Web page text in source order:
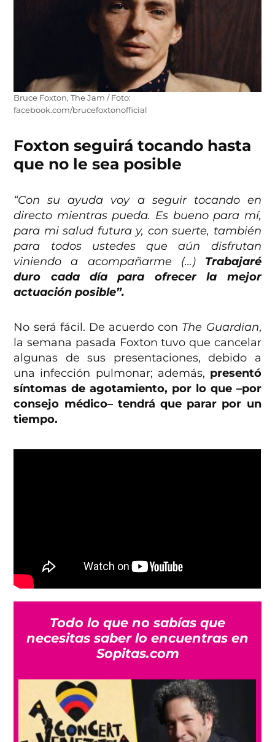
Bruce Foxton, The Jam / Foto:
facebook.com/brucefoxtonofficial
Foxton seguirá tocando hasta
que no le sea posible
“Con su ayuda voy a seguir tocando en
directo mientras pueda. Es bueno para mí,
para mi salud futura y, con suerte, también
para todos ustedes que aún disfrutan
viniendo a acompañarme (…) Trabajaré
duro cada día para ofrecer la mejor
actuación posible”.
No será fácil. De acuerdo con The Guardian,
la semana pasada Foxton tuvo que cancelar
algunas de sus presentaciones, debido a
una infección pulmonar; además, presentó
síntomas de agotamiento, por lo que –por
consejo médico– tendrá que parar por un
tiempo.
Todo lo que no sabías que
necesitas saber lo encuentras en
Sopitas.com